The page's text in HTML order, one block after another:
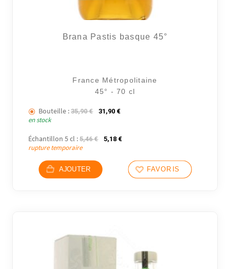
Brana Pastis basque 45°
France Métropolitaine
45° - 70 cl
Bouteille : 35,90€ Le prix initial était : 35,90 €.
31,90 €Le prix actuel est : 31,90 €.
en stock
Échantillon 5 cl : 5,46€ Le prix initial était : 5,46 €.
5,18 €Le prix actuel est : 5,18 €.
rupture temporaire
AJOUTER FAVORIS